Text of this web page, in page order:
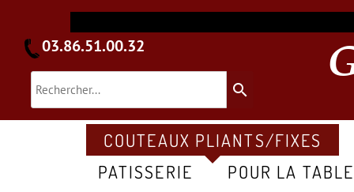
search
COUTEAUX PLIANTS/FIXES
PATISSERIE
POUR LA TABLE
03.86.51.00.32